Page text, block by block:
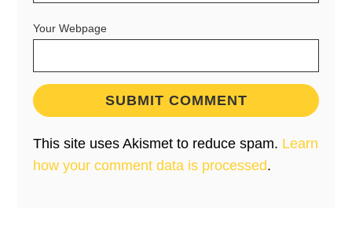
Your Webpage
This site uses Akismet to reduce spam. Learn
how your comment data is processed.